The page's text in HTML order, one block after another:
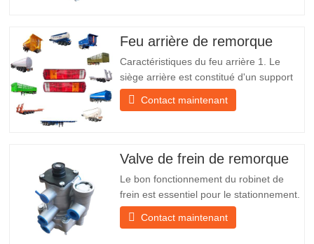
expédition À propos de nous Chengda
Group est un fabricant chinois de…
Feu arrière de remorque
Caractéristiques du feu arrière 1. Le
siège arrière est constitué d'un support
en fer, beaucoup plus résistant que
d'autres matériaux. Des vis et des écrous
l'abat-jour pour mieux protéger l'abat-jour
Contact maintenant
Valve de frein de remorque
Le bon fonctionnement du robinet de
frein est essentiel pour le stationnement.
Il assure un freinage en douceur de la
remorque. Fondée en 2005, Chengda
Contact maintenant